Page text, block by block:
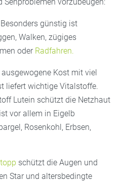
Besonders günstig ist
Walken, zügiges
oder Radfahren.
ausgewogene Kost mit viel
liefert wichtige Vitalstoffe.
Lutein schützt die Netzhaut
vor allem in Eigelb
Rosenkohl, Erbsen,
schützt die Augen und
Star und altersbedingte